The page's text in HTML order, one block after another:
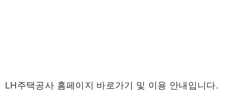
LH주택공사 홈페이지 바로가기 및 이용 안내입니다.